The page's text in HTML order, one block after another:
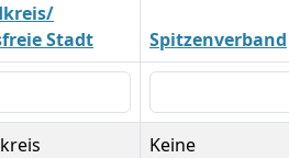
Stadt
Spitzenverband
Keine